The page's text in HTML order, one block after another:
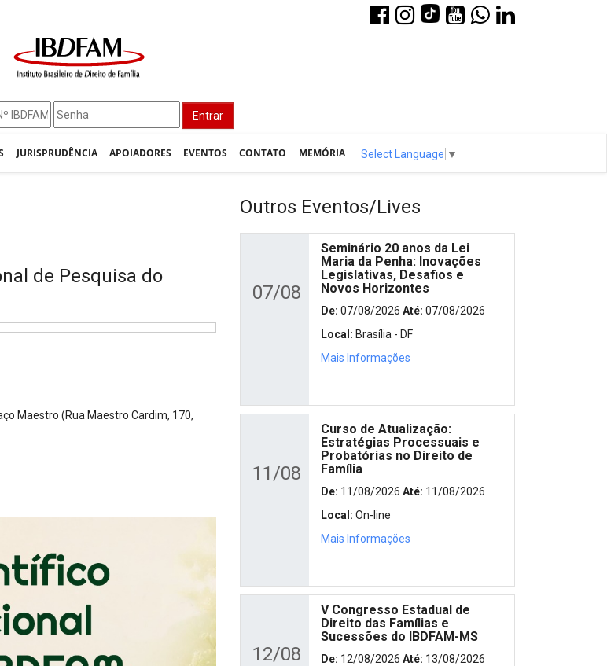
Entrar
JURISPRUDÊNCIA APOIADORES EVENTOS CONTATO MEMÓRIA Select Language ▼
de Pesquisa do
Maestro (Rua Maestro Cardim, 170,
Outros Eventos/Lives
07/08
Seminário 20 anos da Lei
Maria da Penha: Inovações
Legislativas, Desafios e
Novos Horizontes
De: 07/08/2026 Até: 07/08/2026
Local: Brasília - DF
Mais Informações
11/08
Curso de Atualização:
Estratégias Processuais e
Probatórias no Direito de
Família
De: 11/08/2026 Até: 11/08/2026
Local: On-line
Mais Informações
12/08
V Congresso Estadual de
Direito das Famílias e
Sucessões do IBDFAM-MS
De: 12/08/2026 Até: 13/08/2026